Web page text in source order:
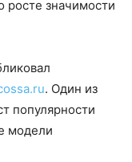
росте значимости
. Один из
популярности
модели